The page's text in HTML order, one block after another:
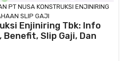
PT NUSA KONSTRUKSI ENJINIRING
SLIP GAJI
Enjiniring Tbk: Info
Benefit, Slip Gaji, Dan